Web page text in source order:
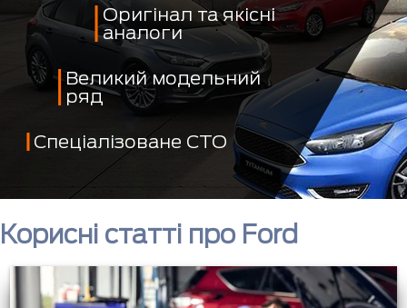
Оригінал та якісні
аналоги
Великий модельний
ряд
Спеціалізоване СТО
Корисні статті про Ford